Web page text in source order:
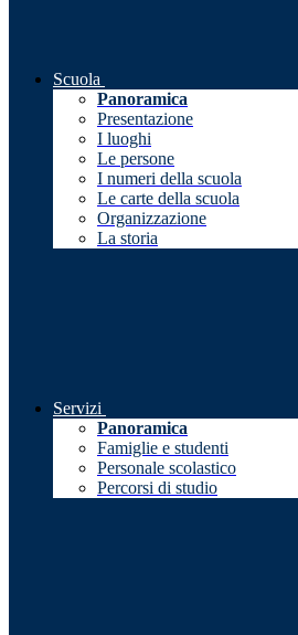
Scuola
Panoramica
Presentazione
I luoghi
Le persone
I numeri della scuola
Le carte della scuola
Organizzazione
La storia
Servizi
Panoramica
Famiglie e studenti
Personale scolastico
Percorsi di studio